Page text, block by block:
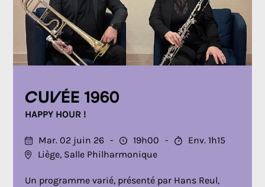
Cuvée 1960
HAPPY HOUR !
Mar. 02 juin 26 19h00
Env. 1h15
Liège, Salle Philharmonique
Un programme varié, présenté par Hans Reul,